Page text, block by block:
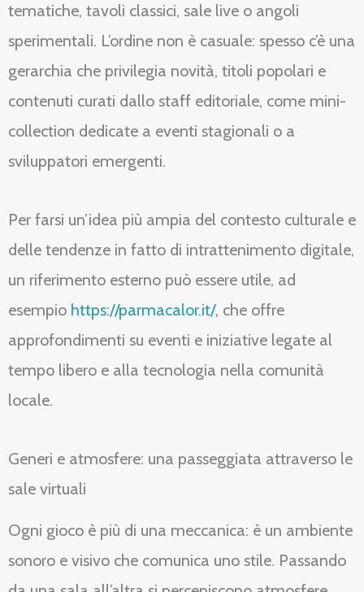
tematiche, tavoli classici, sale live o angoli
sperimentali. L’ordine non è casuale: spesso c’è una
gerarchia che privilegia novità, titoli popolari e
contenuti curati dallo staff editoriale, come mini-
collection dedicate a eventi stagionali o a
sviluppatori emergenti.
Per farsi un’idea più ampia del contesto culturale e
delle tendenze in fatto di intrattenimento digitale,
un riferimento esterno può essere utile, ad
esempio https://parmacalor.it/, che offre
approfondimenti su eventi e iniziative legate al
tempo libero e alla tecnologia nella comunità
locale.
Generi e atmosfere: una passeggiata attraverso le
sale virtuali
Ogni gioco è più di una meccanica: è un ambiente
sonoro e visivo che comunica uno stile. Passando